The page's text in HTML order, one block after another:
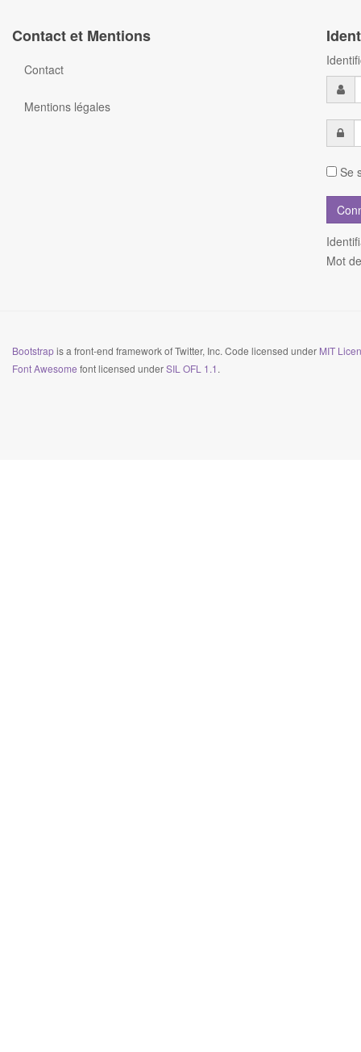
Contact et Mentions
Contact
Mentions légales
Se
Mot
Bootstrapis a front-end framework of Twitter, Inc. Code licensed under MIT
Font Awesome font licensed underSIL OFL 1.1 .